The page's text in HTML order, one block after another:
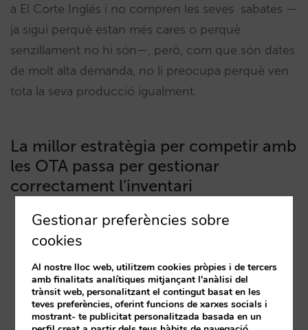
a El Corte Inglés i no compren les seves sabates —
ja sigui perquè estan més cares o perquè
senzillament no hi són—, però, com que són dates
de molt alta demanda, no li preocupa perquè ven
tota la seva producció igualment.
La millor estratègia per competir amb
les OTA passa per gestionar
correctament l’inventari
Gestionar preferències sobre
cookies
Al nostre lloc web, utilitzem cookies pròpies i de tercers
amb finalitats analítiques mitjançant l'anàlisi del
trànsit web, personalitzant el contingut basat en les
teves preferències, oferint funcions de xarxes socials i
mostrant- te publicitat personalitzada basada en un